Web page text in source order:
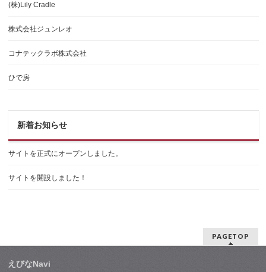
(株)Lily Cradle
株式会社ジュンレオ
コナテックラボ株式会社
ひで房
新着お知らせ
サイトを正式にオープンしました。
サイトを開設しました！
PAGETOP
えびなNavi